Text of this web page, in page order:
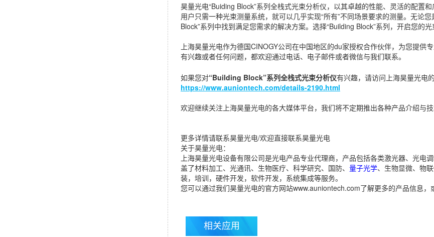
昊量光电“Buiding Block”系列全栈式光束分析仪，以其卓越的性能、灵活的配置
用户只需一种光束测量系统，就可以几乎实现“所有”不同场景要求的测量。无论
Block”系列中找到满足您需求的解决方案。选择“Building Block”系列，开启您的光
上海昊量光电作为德国CINOGY公司在中国地区的du家授权合作伙伴，为您提供
有兴趣或者任何问题，都欢迎通过电话、电子邮件或者微信与我们联系。
如果您对“Building Block”系列全栈式光束分析仪有兴趣，请访问上海昊量光电
https://www.auniontech.com/details-2190.html
欢迎继续关注上海昊量光电的各大媒体平台，我们将不定期推出各种产品介绍与技
更多详情请联系昊量光电/欢迎直接联系昊量光电
关于昊量光电：
上海昊量光电设备有限公司是光电产品专业代理商，产品包括各类激光器、光电
盖了材料加工、光通讯、生物医疗、科学研究、国防、 量子光学、生物显微、物
装，培训，硬件开发，软件开发，系统集成等服务。
您可以通过我们昊量光电的官方网站www.auniontech.com了解更多的产品信息，
相关应用